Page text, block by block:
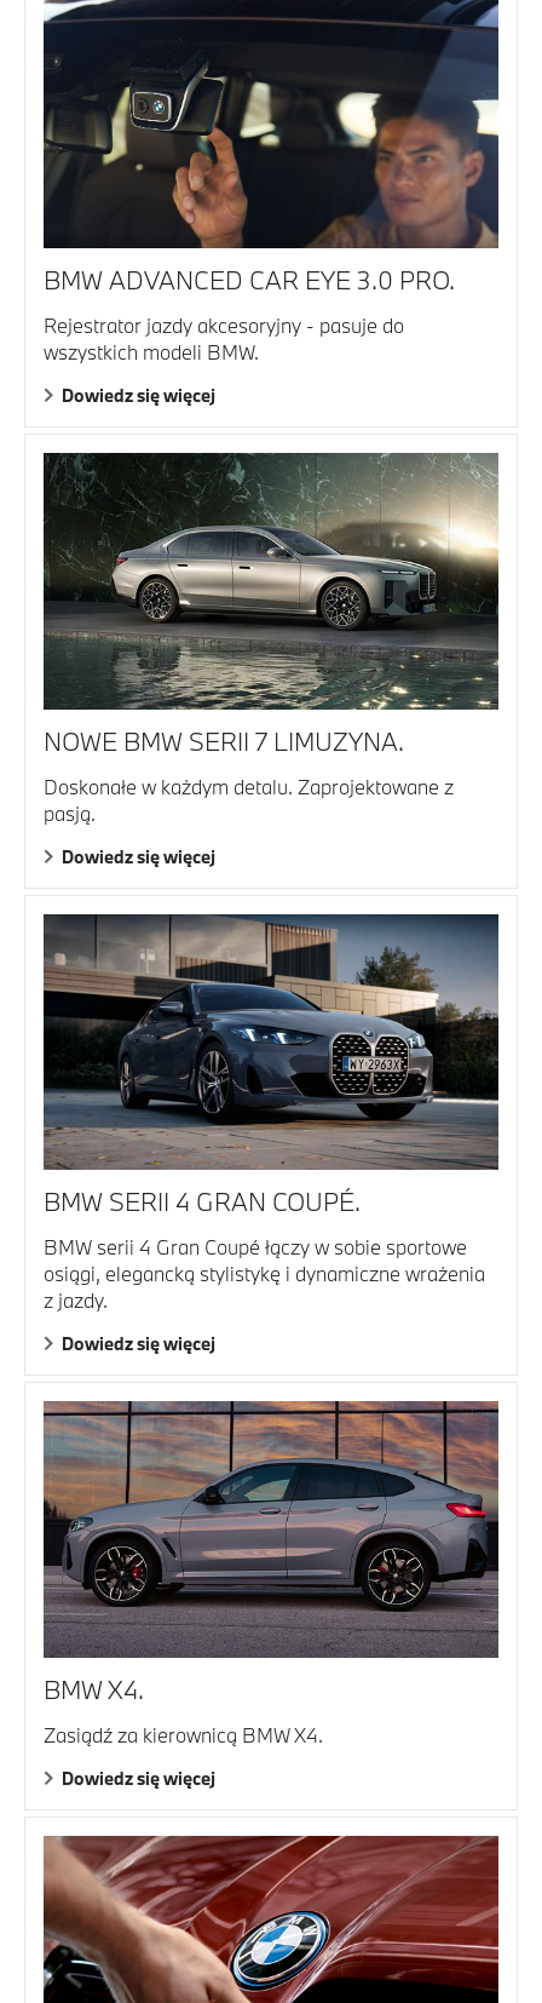
BMW ADVANCED CAR EYE 3.0 PRO.
Rejestrator jazdy akcesoryjny - pasuje do
wszystkich modeli BMW.
Dowiedz się więcej
NOWE BMW SERII 7 LIMUZYNA.
Doskonałe w każdym detalu. Zaprojektowane z
pasją.
Dowiedz się więcej
BMW SERII 4 GRAN COUPÉ.
BMW serii 4 Gran Coupé łączy w sobie sportowe
osiągi, elegancką stylistykę i dynamiczne wrażenia
z jazdy.
Dowiedz się więcej
BMW X4.
Zasiądź za kierownicą BMW X4.
Dowiedz się więcej